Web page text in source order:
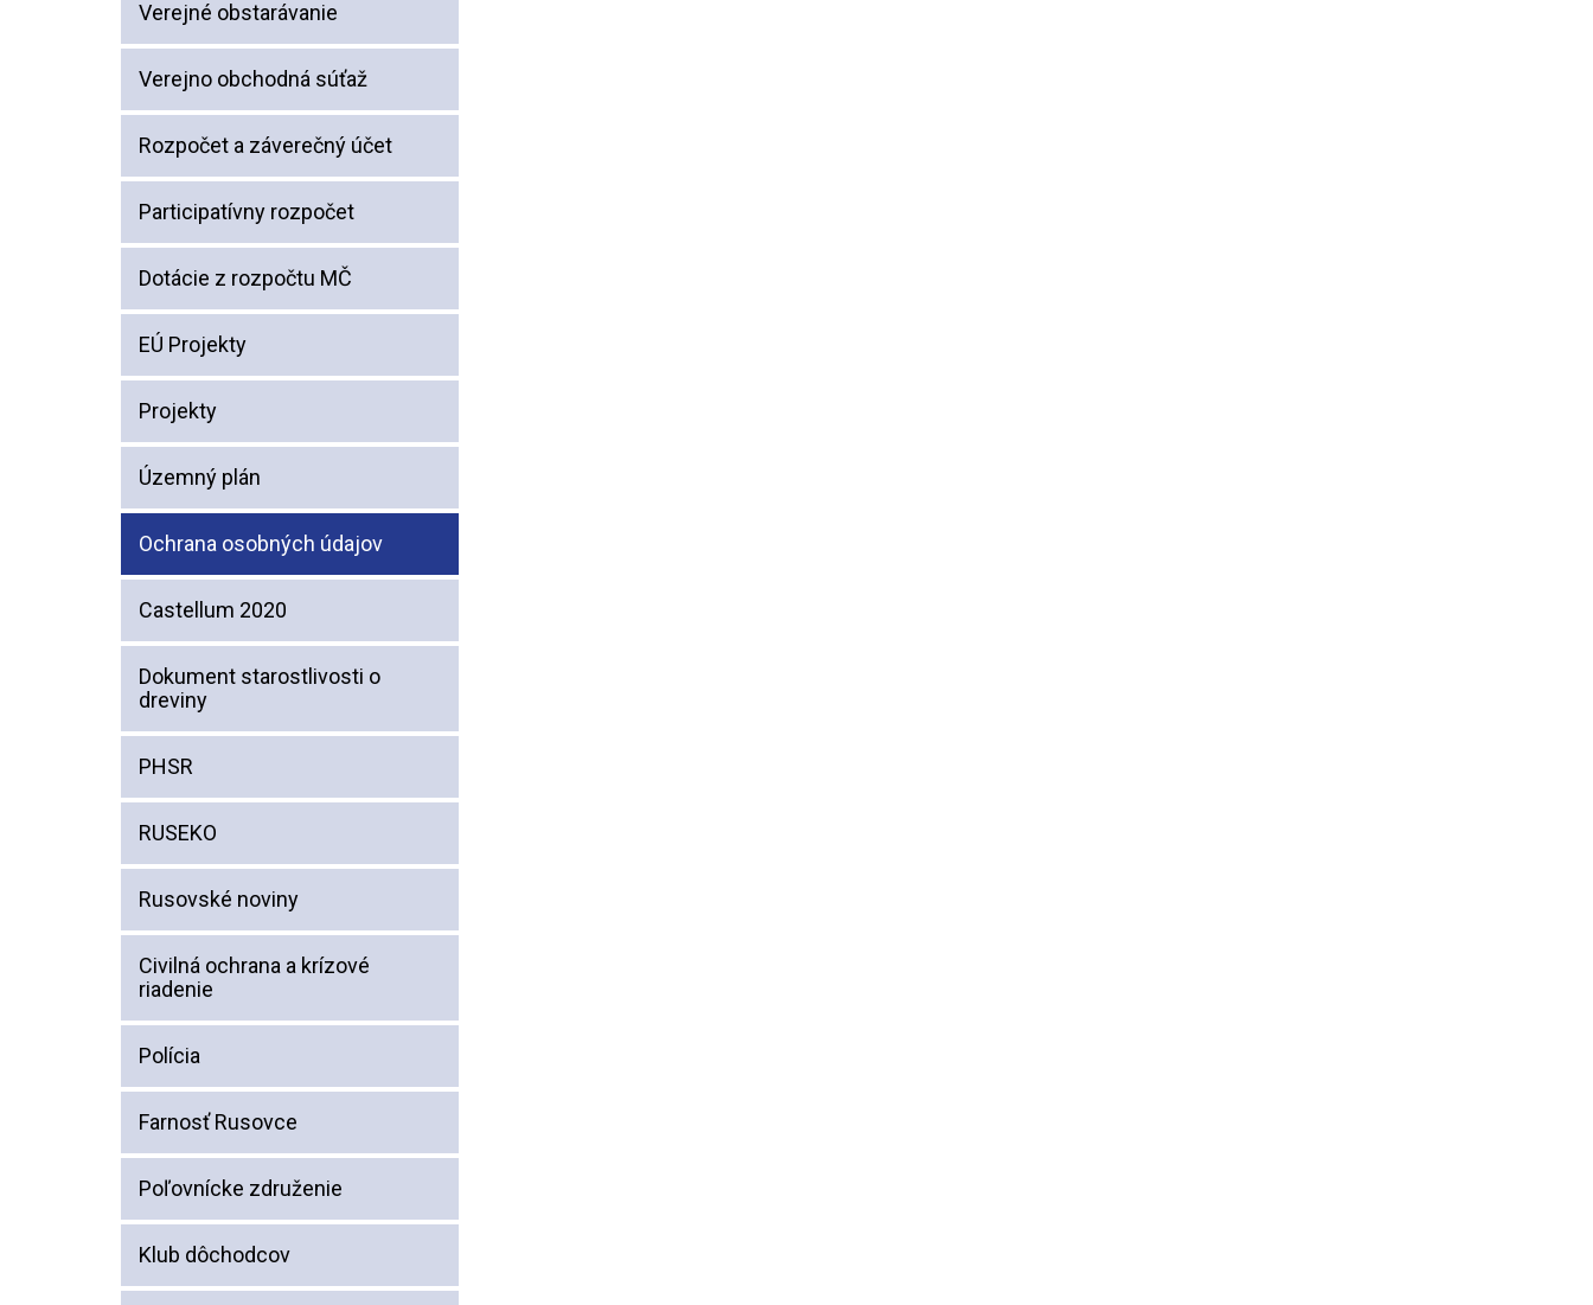
Verejné obstarávanie
Verejno obchodná súťaž
Rozpočet a záverečný účet
Participatívny rozpočet
Dotácie z rozpočtu MČ
EÚ Projekty
Projekty
Územný plán
Ochrana osobných údajov
Castellum 2020
Dokument starostlivosti o
dreviny
PHSR
RUSEKO
Rusovské noviny
Civilná ochrana a krízové
riadenie
Polícia
Farnosť Rusovce
Poľovnícke združenie
Klub dôchodcov